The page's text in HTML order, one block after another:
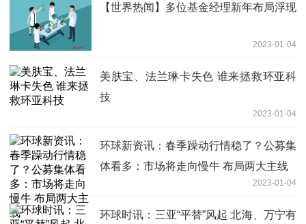
【世界热闻】多位基金经理新年布局浮现
2023-01-04
美肤宝、法兰琳卡失色 谁来拯救环亚科
技
2023-01-04
环球新资讯：春季躁动行情稳了？公募集
体看多：市场将走向慢牛 布局两大主线
2023-01-04
环球时讯：三亚“平替”风起 北海、万宁有